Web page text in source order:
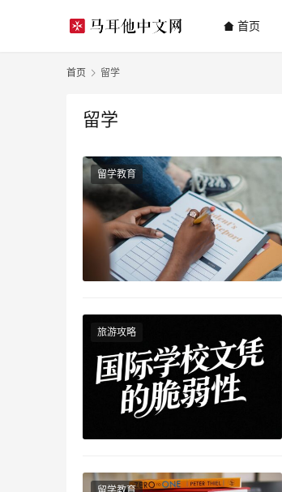
首页
首页 留学
留学
留学教育
旅游攻略